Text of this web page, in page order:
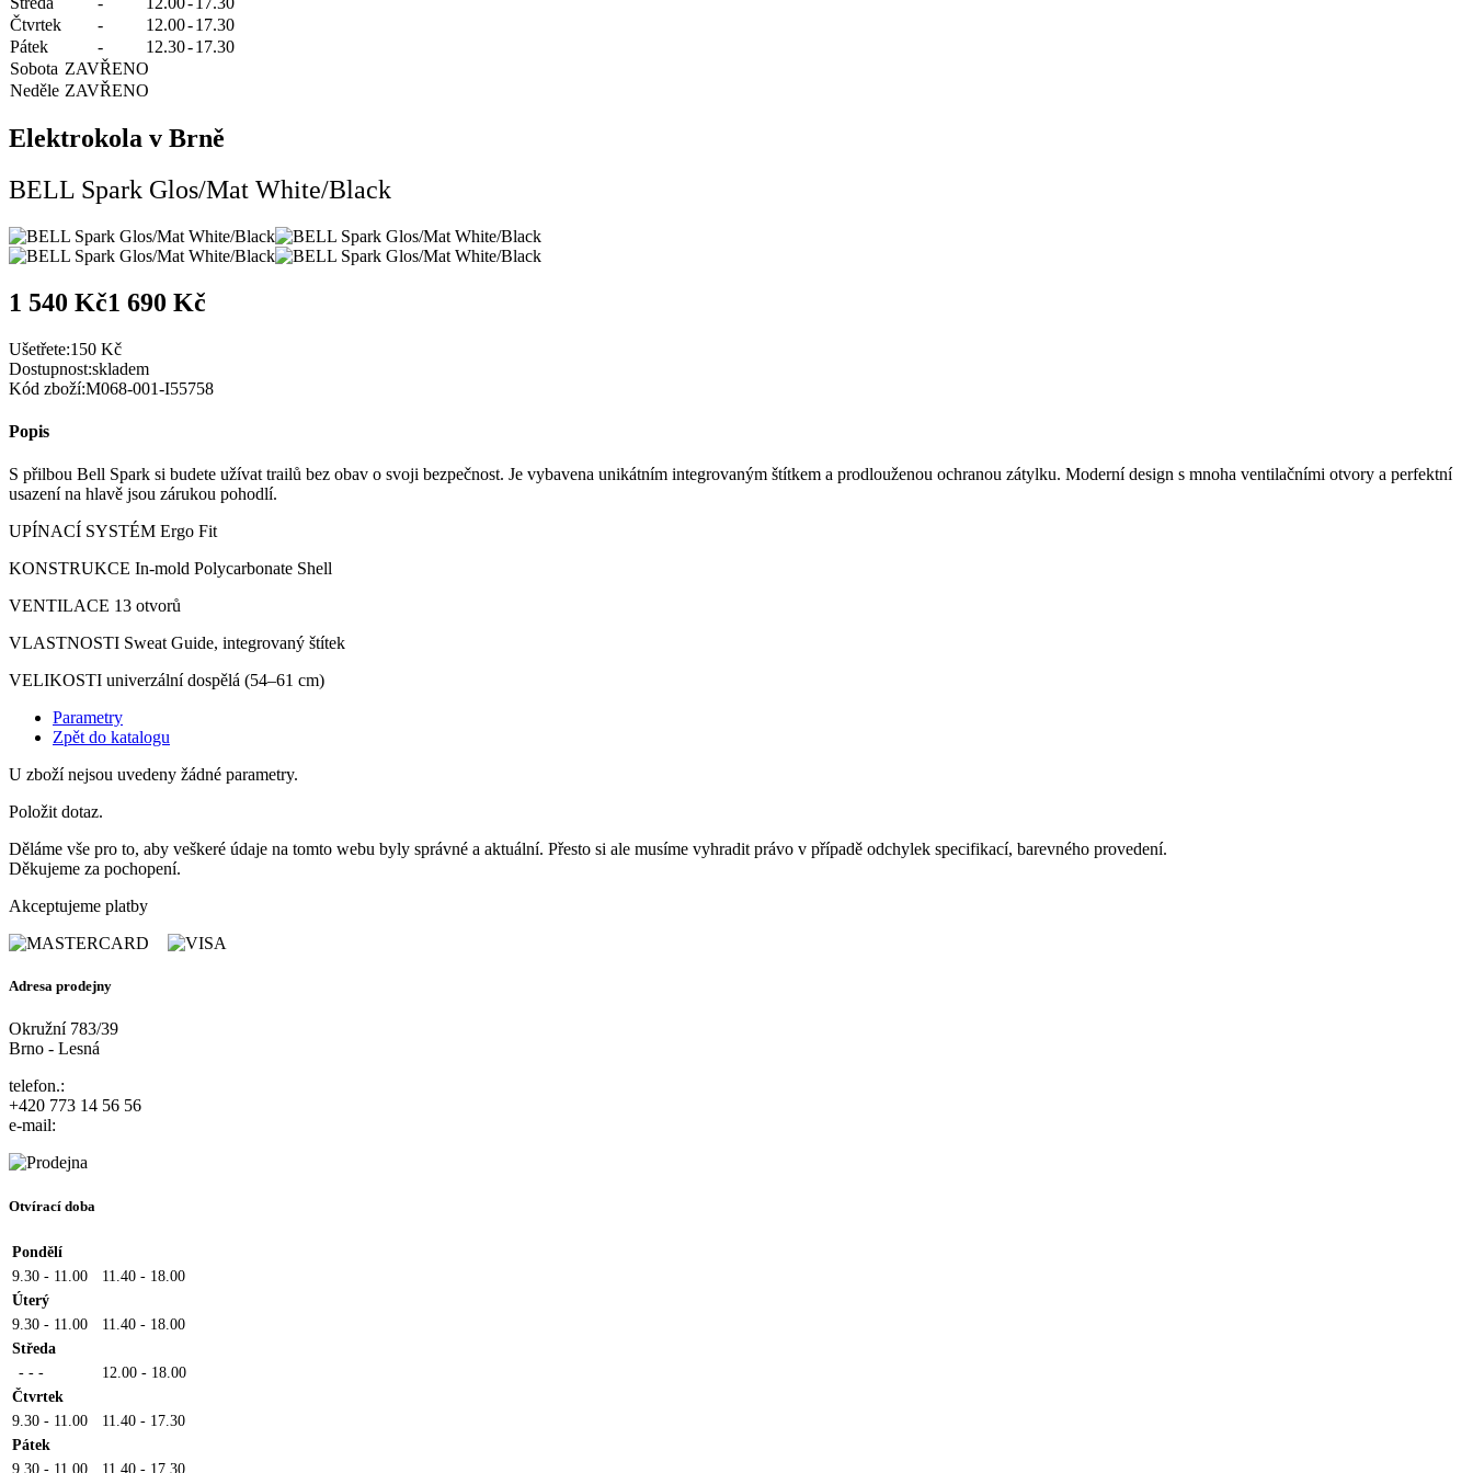
Čtvrtek
- 12.00-17.30
Pátek
- 12.30-17.30
Sobota ZAVŘENO
Neděle ZAVŘENO
Elektrokola v Brně
BELL Spark Glos/Mat White/Black
1 540 Kč1 690 Kč
Ušetřete:150 Kč
Dostupnost:skladem
Kód zboží:M068-001-I55758
Popis
S přilbou Bell Spark si budete užívat trailů bez obav o svoji bezpečnost. Je vybavena unikátním integrovaným štítkem a prodlouženou ochranou zátylku. Moderní design s mnoha ventilačními otvory a perfektní
usazení na hlavě jsou zárukou pohodlí.
UPÍNACÍ SYSTÉM Ergo Fit
KONSTRUKCE In-mold Polycarbonate Shell
VENTILACE 13 otvorů
VLASTNOSTI Sweat Guide, integrovaný štítek
VELIKOSTI univerzální dospělá (54–61 cm)
Parametry
Zpět do katalogu
U zboží nejsou uvedeny žádné parametry.
Položit dotaz.
Děláme vše pro to, aby veškeré údaje na tomto webu byly správné a aktuální. Přesto si ale musíme vyhradit právo v případě odchylek specifikací, barevného provedení.
Děkujeme za pochopení.
Akceptujeme platby
Adresa prodejny
Okružní 783/39
Brno - Lesná
telefon.:
+420 773 14 56 56
e-mail:
Otvírací doba
Pondělí
9.30 - 11.00
11.40 - 18.00
Úterý
9.30 - 11.00
11.40 - 18.00
Středa
- - -
12.00 - 18.00
Čtvrtek
9.30 - 11.00
11.40 - 17.30
Pátek
9.30 - 11.00
11.40 - 17.30